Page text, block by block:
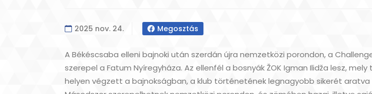
2025 nov. 24. Megosztás
A Békéscsaba elleni bajnoki után szerdán újra nemzetközi porondon, a
szerepel a Fatum Nyíregyháza. Az ellenfél a bosnyák ŽOK Igman Ilidža lesz,
helyen végzett a bajnokságban, a klub történetének legnagyobb sikerét aratva